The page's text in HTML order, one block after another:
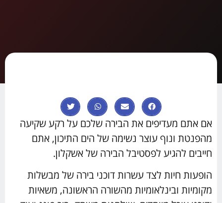
אם אתם מעדיפים את הבירה שלכם על רקע שקיעה
מהפנטת ונוף עוצר נשימה של הים התיכון, אתם
חייבים להגיע לפסטיבל הבירה של אשקלון.
הופעות חיות לצד עשרות דוכני בירה של מבשלות
מקומיות ובינלאומיות מהשורה הראשונה, משאיות